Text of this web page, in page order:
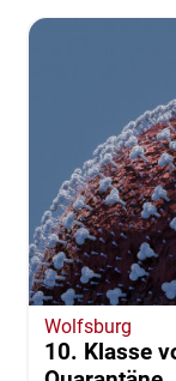
Wolfsburg
10. Klasse